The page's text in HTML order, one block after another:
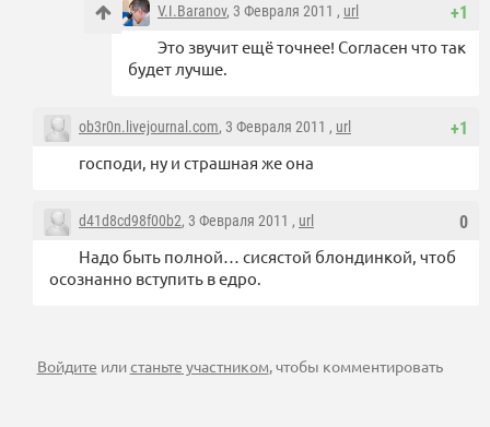
+1
V.I.Baranov, 3 Февраля 2011 , url
Это звучит ещё точнее! Согласен что так
будет лучше.
+1
ob3r0n.livejournal.com, 3 Февраля 2011 , url
господи, ну и страшная же она
0
d41d8cd98f00b2, 3 Февраля 2011 , url
Надо быть полной… сисястой блондинкой, чтоб
осознанно вступить в едро.
Войдите илистаньте участником, чтобы комментировать